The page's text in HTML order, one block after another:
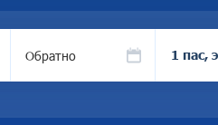
Обратно 1 пас,